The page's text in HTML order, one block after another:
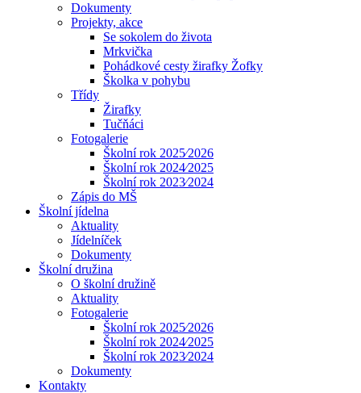
Dokumenty
Projekty, akce
Se sokolem do života
Mrkvička
Pohádkové cesty žirafky Žofky
Školka v pohybu
Třídy
Žirafky
Tučňáci
Fotogalerie
Školní rok 2025⁄2026
Školní rok 2024⁄2025
Školní rok 2023⁄2024
Zápis do MŠ
Školní jídelna
Aktuality
Jídelníček
Dokumenty
Školní družina
O školní družině
Aktuality
Fotogalerie
Školní rok 2025⁄2026
Školní rok 2024⁄2025
Školní rok 2023⁄2024
Dokumenty
Kontakty